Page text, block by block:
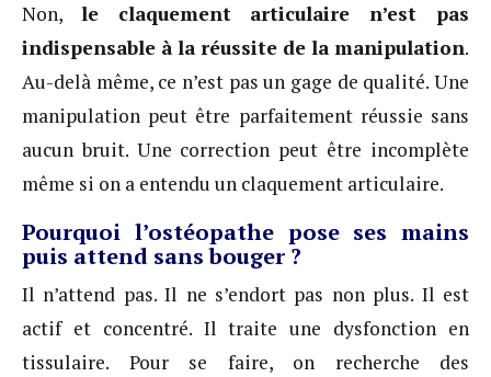
Non, le claquement articulaire n’est pas
indispensable à la réussite de la manipulation.
Au-delà même, ce n’est pas un gage de qualité. Une
manipulation peut être parfaitement réussie sans
aucun bruit. Une correction peut être incomplète
même si on a entendu un claquement articulaire.
Pourquoi l’ostéopathe pose ses mains
puis attend sans bouger ?
Il n’attend pas. Il ne s’endort pas non plus. Il est
actif et concentré. Il traite une dysfonction en
tissulaire. Pour se faire, on recherche des